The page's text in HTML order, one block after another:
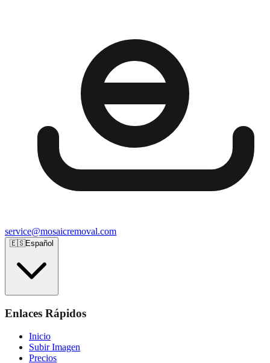
service@mosaicremoval.com
🇪🇸Español
Enlaces Rápidos
Inicio
Subir Imagen
Precios